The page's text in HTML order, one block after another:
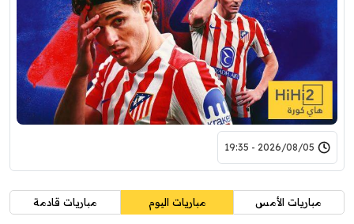
2026/08/05 - 19:35
مباريات الأمس مباريات اليوم مباريات قادمة